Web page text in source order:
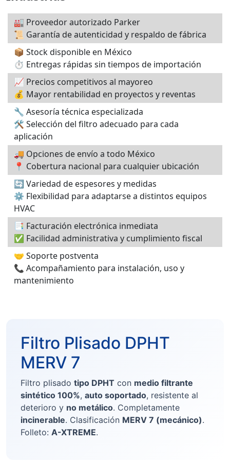
🏭 Proveedor autorizado Parker
📜 Garantía de autenticidad y respaldo de fábrica
📦 Stock disponible en México
⏱️ Entregas rápidas sin tiempos de importación
📈 Precios competitivos al mayoreo
💰 Mayor rentabilidad en proyectos y reventas
🔧 Asesoría técnica especializada
🛠️ Selección del filtro adecuado para cada
aplicación
🚚 Opciones de envío a todo México
📍 Cobertura nacional para cualquier ubicación
🔄 Variedad de espesores y medidas
⚙️ Flexibilidad para adaptarse a distintos equipos
HVAC
📑 Facturación electrónica inmediata
✅ Facilidad administrativa y cumplimiento fiscal
🤝 Soporte postventa
📞 Acompañamiento para instalación, uso y
mantenimiento
Filtro Plisado DPHT
MERV 7
Filtro plisado tipo DPHT con medio filtrante
sintético 100%, auto soportado, resistente al
deterioro y no metálico. Completamente
incinerable. Clasificación MERV 7 (mecánico).
Folleto: A-XTREME.